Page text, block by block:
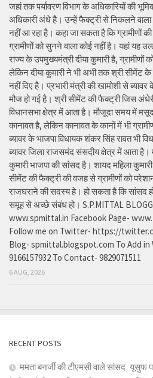
जहां तक पर्यावरण विभाग के अधिकारियों की
अधिकारी अंधे है। उन्हें फैक्ट्री से निकलने
नहीं आ रहा है। कहा जा सकता है कि ग्रामीणों
ग्रामीणों को सुनने वाला कोई नहीं है। यहां यह
राज्य के उपमुख्यमंत्री दीया कुमारी है, ग्रामीणों
लेकिन दीया कुमारी ने भी अभी तक श्री सीमेंट के
नहीं दिए है। प्रभारी मंत्री की खामोशी से
मौज हो गई है। श्री सीमेंट की फैक्ट्री जिस
विधानसभा क्षेत्र में आता है। मौजूदा समय में
कानावत है, लेकिन कानावत के कानों में भी
ब्यावर के भाजपा विधायक शंकर सिंह रावत भी
ब्यावर जिला राजसमंद संसदीय क्षेत्र में आता है।
कुमारी भाजपा की सांसद है। शायद महिला कुमारी
सीमेंट की फैक्ट्री की वजह से ग्रामीणों को
राजघराने की सदस्य हे। हो सकता है कि सांसद
समूह से अच्छे संबंध हो। S.P.MITTAL
www.spmittal.in Facebook Page-
Follow me on Twitter- https://
Blog- spmittal.blogspot.com To Add in
9166157932 To Contact- 9829071511
6 AUG, 2026
RECENT POSTS
ममता बनर्जी की टीएमसी वाले सांसद, यूसुफ